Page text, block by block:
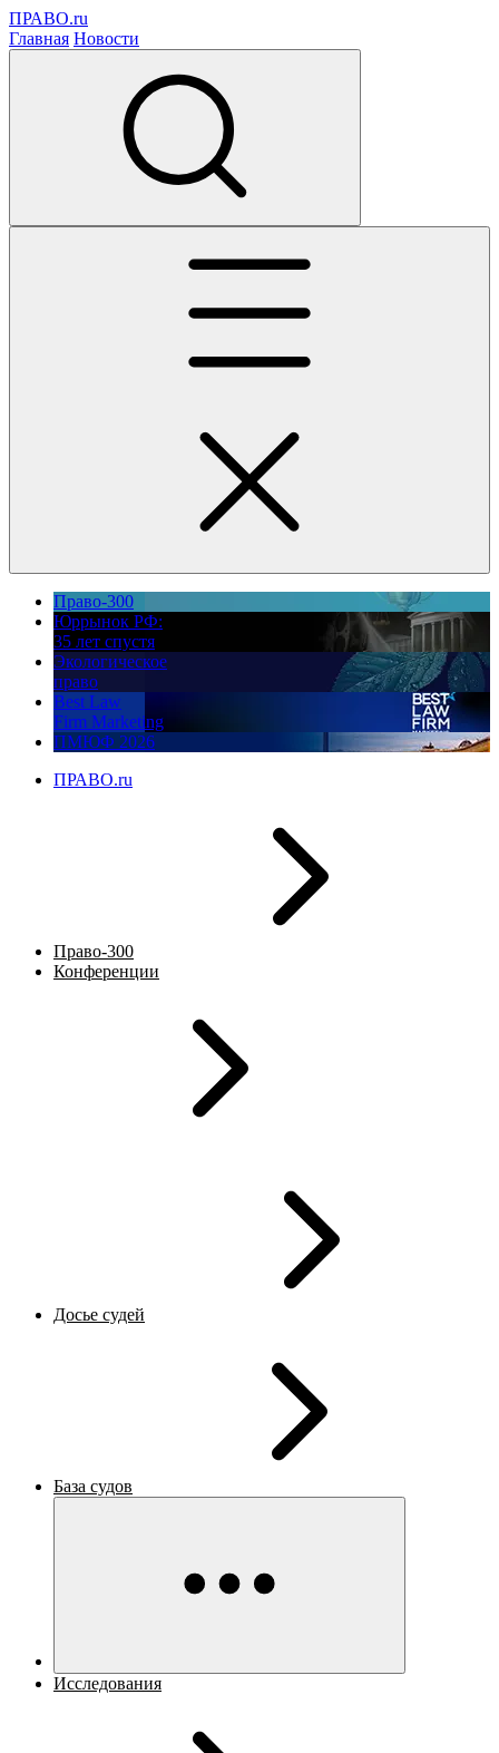
ПРАВО.ru
Главная Новости
Право-300
Юррынок РФ:
35 лет спустя
Экологическое
право
Best Law
Firm Marketing
ПМЮФ 2026
ПРАВО.ru
Право-300
Конференции
Досье судей
База судов
Исследования